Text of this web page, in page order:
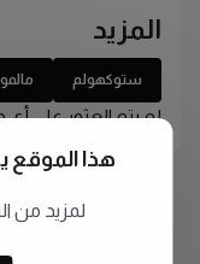
المزيد
ستوكهولم مالمو
لم يتم العثور على أي
هذا الموقع
لمزيد من